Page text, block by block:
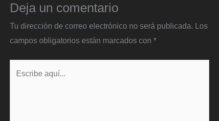
Deja un comentario
Tu dirección de correo electrónico no será publicada. Los
campos obligatorios están marcados con *